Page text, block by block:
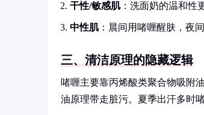
干性/敏感肌：洗面奶的温和性
中性肌：晨间用啫喱醒肤，夜
三、清洁原理的隐藏逻辑
啫喱主要靠丙烯酸类聚合物吸附
油原理带走脏污。夏季出汗多时